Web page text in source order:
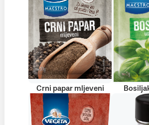
Crni papar mljeveni